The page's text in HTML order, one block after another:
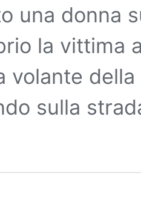
una donna
la vittima
volante
sulla